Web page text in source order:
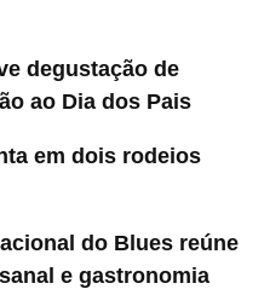
degustação de
ao Dia dos Pais
em dois rodeios
do Blues reúne
e gastronomia